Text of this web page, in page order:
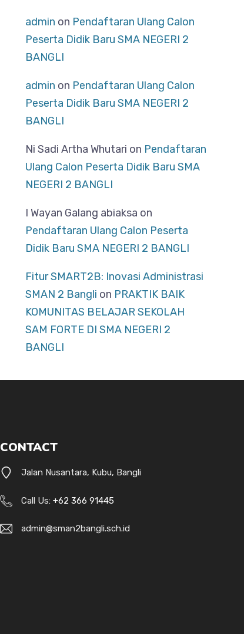
admin on Pendaftaran Ulang Calon
Peserta Didik Baru SMA NEGERI 2
BANGLI
admin on Pendaftaran Ulang Calon
Peserta Didik Baru SMA NEGERI 2
BANGLI
Ni Sadi Artha Whutari on Pendaftaran
Ulang Calon Peserta Didik Baru SMA
NEGERI 2 BANGLI
I Wayan Galang abiaksa on
Pendaftaran Ulang Calon Peserta
Didik Baru SMA NEGERI 2 BANGLI
Fitur SMART2B: Inovasi Administrasi
SMAN 2 Bangli on PRAKTIK BAIK
KOMUNITAS BELAJAR SEKOLAH
SAM FORTE DI SMA NEGERI 2
BANGLI
CONTACT
Jalan Nusantara, Kubu, Bangli
Call Us: +62 366 91445
admin@sman2bangli.sch.id